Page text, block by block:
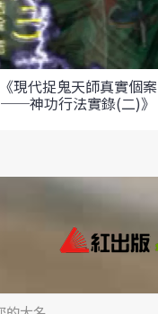
《現代捉鬼天師真實個案
──神功行法實錄(二)》